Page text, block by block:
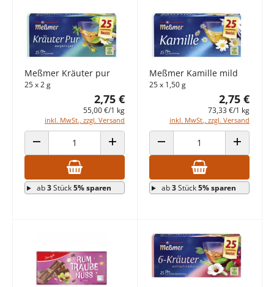
Meßmer Kräuter pur
25 x 2 g
2,75 €
55,00 €/1 kg
inkl. MwSt., zzgl. Versand
ANZAHL VERRINGERN ANZAHL ERHÖHEN
ab3Stück5% sparen
Meßmer Kamille mild
25 x 1,50 g
2,75 €
73,33 €/1 kg
inkl. MwSt., zzgl. Versand
ANZAHL VERRINGERN ANZAHL
ab3Stück5% sparen